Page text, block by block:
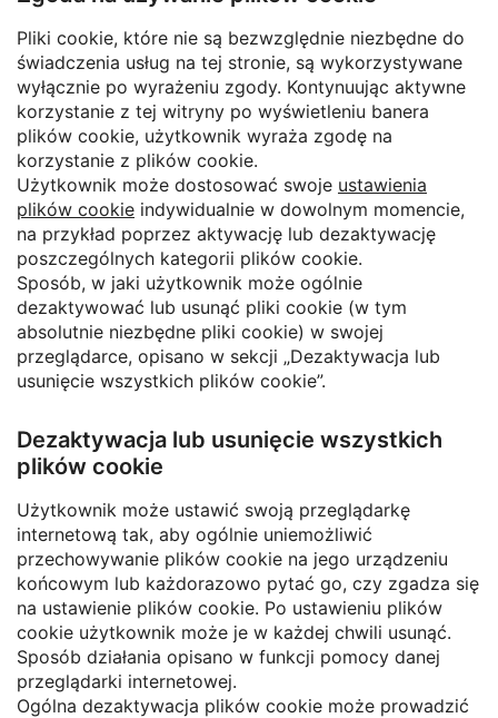
Pliki cookie, które nie są bezwzględnie niezbędne do
świadczenia usług na tej stronie, są wykorzystywane
wyłącznie po wyrażeniu zgody. Kontynuując aktywne
korzystanie z tej witryny po wyświetleniu banera
plików cookie, użytkownik wyraża zgodę na
korzystanie z plików cookie.
Użytkownik może dostosować swoje ustawienia
plików cookie indywidualnie w dowolnym momencie,
na przykład poprzez aktywację lub dezaktywację
poszczególnych kategorii plików cookie.
Sposób, w jaki użytkownik może ogólnie
dezaktywować lub usunąć pliki cookie (w tym
absolutnie niezbędne pliki cookie) w swojej
przeglądarce, opisano w sekcji „Dezaktywacja lub
usunięcie wszystkich plików cookie”.
Dezaktywacja lub usunięcie wszystkich
plików cookie
Użytkownik może ustawić swoją przeglądarkę
internetową tak, aby ogólnie uniemożliwić
przechowywanie plików cookie na jego urządzeniu
końcowym lub każdorazowo pytać go, czy zgadza się
na ustawienie plików cookie. Po ustawieniu plików
cookie użytkownik może je w każdej chwili usunąć.
Sposób działania opisano w funkcji pomocy danej
przeglądarki internetowej.
Ogólna dezaktywacja plików cookie może prowadzić